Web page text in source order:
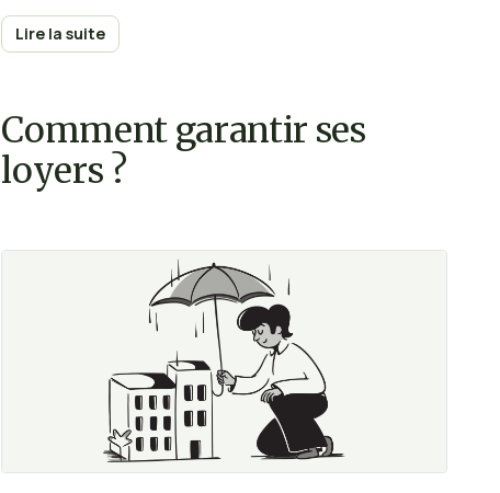
compte différents paramètres fluctuants. Une
évaluation juste et réaliste des provisions sur charges
article aborde les méthodes efficaces pour calculer
ces provisions …
Lire la suite
Comment garantir ses
loyers ?